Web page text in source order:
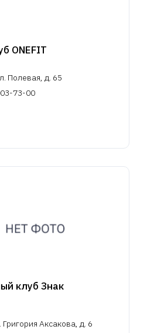
ONEFIT
Полевая, д. 65
73-00
клуб Знак
Аксакова, д. 6